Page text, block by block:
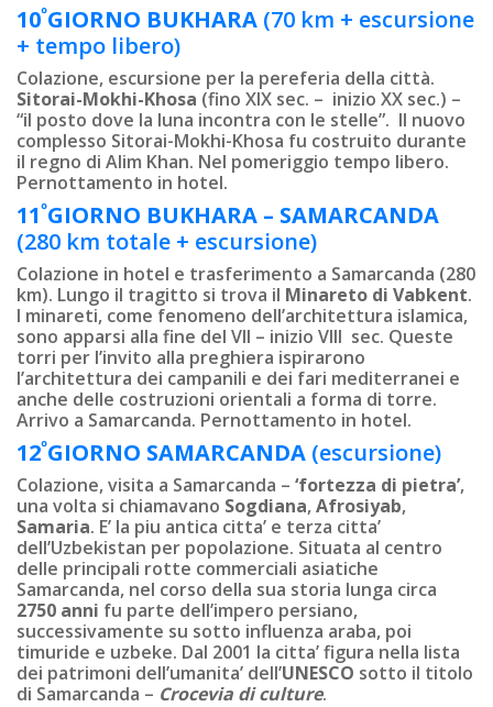
10ºGIORNO BUKHARA (70 km + escursione
+ tempo libero)
Colazione, escursione per la pereferia della città.
Sitorai-Mokhi-Khosa (fino XIX sec. – inizio XX sec.) –
“il posto dove la luna incontra con le stelle”. Il nuovo
complesso Sitorai-Mokhi-Khosa fu costruito durante
il regno di Alim Khan. Nel pomeriggio tempo libero.
Pernottamento in hotel.
11ºGIORNO BUKHARA – SAMARCANDA
(280 km totale + escursione)
Colazione in hotel e trasferimento a Samarcanda (280
km). Lungo il tragitto si trova il Minareto di Vabkent.
I minareti, come fenomeno dell’architettura islamica,
sono apparsi alla fine del VII – inizio VIII sec. Queste
torri per l’invito alla preghiera ispirarono
l’architettura dei campanili e dei fari mediterranei e
anche delle costruzioni orientali a forma di torre.
Arrivo a Samarcanda. Pernottamento in hotel.
12ºGIORNO SAMARCANDA (escursione)
Colazione, visita a Samarcanda – ‘fortezza di pietra’,
una volta si chiamavano Sogdiana,Afrosiyab,
Samaria. E’ la piu antica citta’ e terza citta’
dell’Uzbekistan per popolazione. Situata al centro
delle principali rotte commerciali asiatiche
Samarcanda, nel corso della sua storia lunga circa
2750 anni fu parte dell’impero persiano,
successivamente su sotto influenza araba, poi
timuride e uzbeke. Dal 2001 la citta’ figura nella lista
dei patrimoni dell’umanita’ dell’UNESCO sotto il titolo
di Samarcanda – Crocevia di culture.